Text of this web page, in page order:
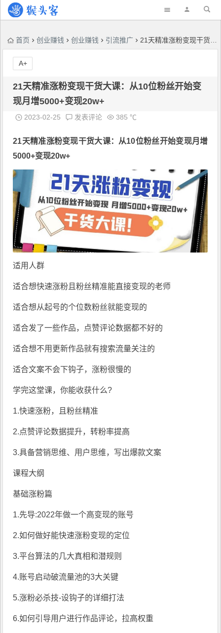
首页 创业赚钱 创业赚钱 引流推广 21天精准涨粉变现干货大课：从10位粉丝开始变现月增5000+变现20w+
21天精准涨粉变现干货大课：从10位粉丝开始变
现月增5000+变现20w+
2023-02-25 发表评论 385 ℃
21天精准涨粉变现干货大课：从10位粉丝开始变现月增
5000+变现20w+
适用人群
适合想快速涨粉且粉丝精准能直接变现的老师
适合想从起号的个位数粉丝就能变现的
适合发了一些作品，点赞评论数据都不好的
适合想不用更新作品就有搜索流量关注的
适合文案不会下钩子，涨粉很慢的
学完这堂课，你能收获什么?
1.快速涨粉，且粉丝精准
2.点赞评论数据提升，转粉率提高
3.具备营销思维、用户思维，写出爆款文案
课程大纲
基础涨粉篇
1.先导:2022年做一个高变现的账号
2.如何做好能快速涨粉变现的定位
3.平台算法的几大真相和潜规则
4.账号启动破流量池的3大关键
5.涨粉必杀技-设钩子的详细打法
6.如何引导用户进行作品评论，拉高权重
A+